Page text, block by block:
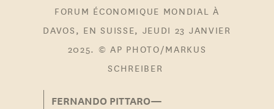
FORUM ÉCONOMIQUE MONDIAL À
DAVOS, EN SUISSE, JEUDI 23 JANVIER
2025. © AP PHOTO/MARKUS
SCHREIBER